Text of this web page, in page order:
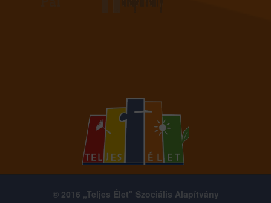
© 2016 „Teljes Élet" Szociális Alapítvány